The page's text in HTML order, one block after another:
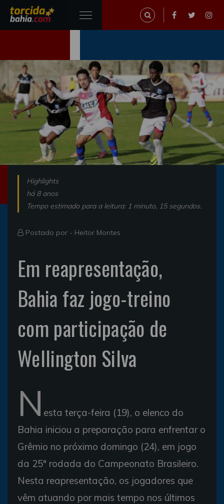
Highlights
há 8 anos
Tempo estimado para a leitura: 1 minuto, 15 segundos.
Postado por - Heitor Montes
Em reapresentação,
Bahia faz jogo-treino
com participação de
Wellington Silva
N esta terça-feira (19), o elenco do
Bahia iniciou a preparação para enfrentar o
Grêmio no próximo domingo (24), em jogo
da 25ª rodada do Campeonato Brasileiro.
Nesta reapresentação, os jogadores que
vêm atuando por mais tempo nos últimos